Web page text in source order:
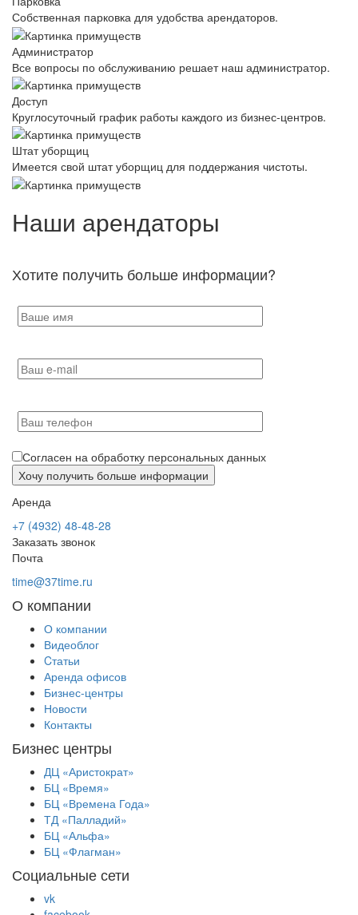
Собственная парковка для удобства арендаторов.
Администратор
Все вопросы по обслуживанию решает наш администратор.
Доступ
Круглосуточный график работы каждого из бизнес-центров.
Штат уборщиц
Имеется свой штат уборщиц для поддержания чистоты.
Наши арендаторы
Хотите получить больше информации?
Согласен на обработку персональных данных
Аренда
+7 (4932) 48-48-28
Заказать звонок
Почта
time@37time.ru
О компании
О компании
Видеоблог
Cтатьи
Аренда офисов
Бизнес-центры
Новости
Контакты
Бизнес центры
ДЦ «Аристократ»
БЦ «Время»
БЦ «Времена Года»
ТД «Палладий»
БЦ «Альфа»
БЦ «Флагман»
Социальные сети
vk